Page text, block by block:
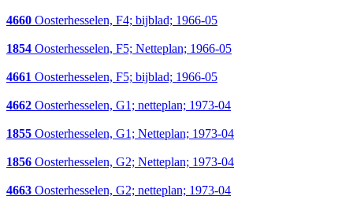
4660 Oosterhesselen, F4; bijblad; 1966-05
1854 Oosterhesselen, F5; Netteplan; 1966-05
4661 Oosterhesselen, F5; bijblad; 1966-05
4662 Oosterhesselen, G1; netteplan; 1973-04
1855 Oosterhesselen, G1; Netteplan; 1973-04
1856 Oosterhesselen, G2; Netteplan; 1973-04
4663 Oosterhesselen, G2; netteplan; 1973-04